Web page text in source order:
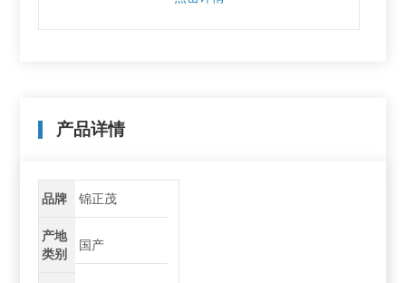
产品详情
品牌 锦正茂
产地
类别
国产